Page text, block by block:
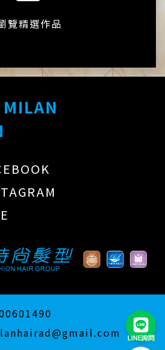
覽精選作品
MILAN
LINE詢問